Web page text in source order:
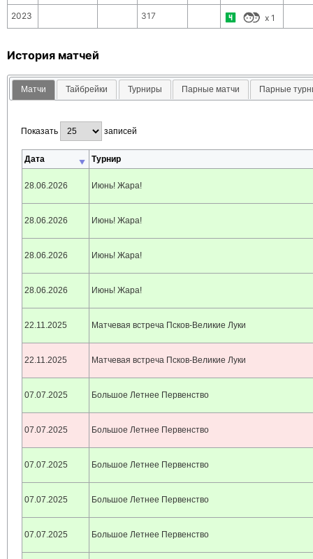
2023 317 x 1
История матчей
Матчи Тайбрейки Турниры Парные матчи Парные
Показать записей
Дата Турнир
28.06.2026 Июнь! Жара!
28.06.2026 Июнь! Жара!
28.06.2026 Июнь! Жара!
28.06.2026 Июнь! Жара!
22.11.2025 Матчевая встреча Псков-Великие Луки
22.11.2025 Матчевая встреча Псков-Великие Луки
07.07.2025 Большое Летнее Первенство
07.07.2025 Большое Летнее Первенство
07.07.2025 Большое Летнее Первенство
07.07.2025 Большое Летнее Первенство
07.07.2025 Большое Летнее Первенство